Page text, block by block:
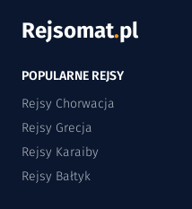
Rejsomat.pl
POPULARNE REJSY
Rejsy Chorwacja
Rejsy Grecja
Rejsy Karaiby
Rejsy Bałtyk